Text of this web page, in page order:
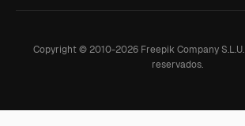
Copyright © 2010-2026Freepik Company S.L.U.
reservados.